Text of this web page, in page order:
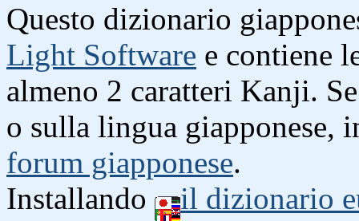
Questo dizionario
Light Software e contiene
almeno 2 caratteri Kanji.
o sulla lingua giapponese,
forum giapponese.
Installando
il dizionario